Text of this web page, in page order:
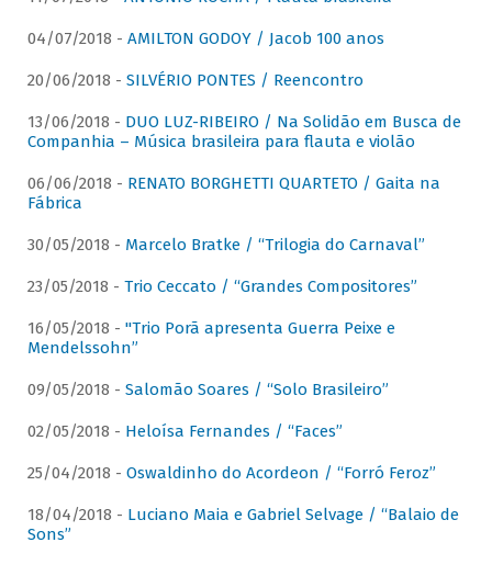
04/07/2018 - AMILTON GODOY / Jacob 100 anos
20/06/2018 - SILVÉRIO PONTES / Reencontro
13/06/2018 - DUO LUZ-RIBEIRO / Na Solidão em Busca de
Companhia – Música brasileira para flauta e violão
06/06/2018 - RENATO BORGHETTI QUARTETO / Gaita na
Fábrica
30/05/2018 - Marcelo Bratke / “Trilogia do Carnaval”
23/05/2018 - Trio Ceccato / “Grandes Compositores”
16/05/2018 - "Trio Porã apresenta Guerra Peixe e
Mendelssohn”
09/05/2018 - Salomão Soares / “Solo Brasileiro”
02/05/2018 - Heloísa Fernandes / “Faces”
25/04/2018 - Oswaldinho do Acordeon / “Forró Feroz”
18/04/2018 - Luciano Maia e Gabriel Selvage / “Balaio de
Sons”